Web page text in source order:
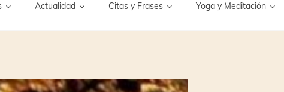
Actualidad Citas y Frases Yoga y Meditación